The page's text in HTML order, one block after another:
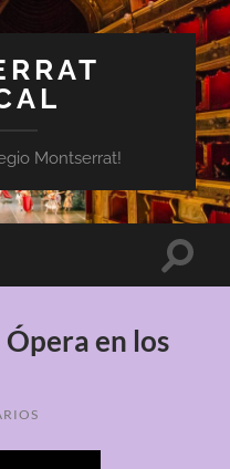
Montserrat!
en los